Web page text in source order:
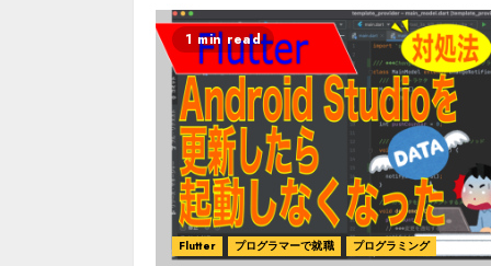
1 min read
Flutter プログラマーで就職 プログラミング